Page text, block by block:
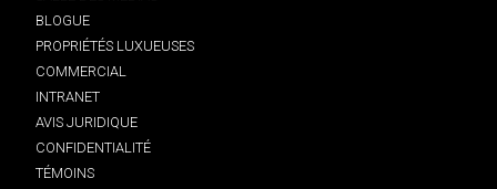
BLOGUE
PROPRIÉTÉS LUXUEUSES
COMMERCIAL
INTRANET
AVIS JURIDIQUE
CONFIDENTIALITÉ
TÉMOINS